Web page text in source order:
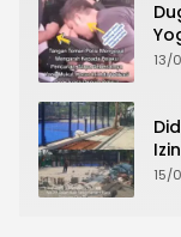
13/
15/